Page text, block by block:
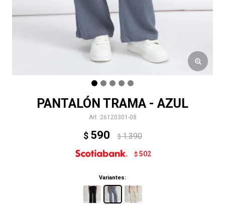
PANTALÓN TRAMA - AZUL
26120301-08
$ 590 $ 1.390
$ 502
Variantes: